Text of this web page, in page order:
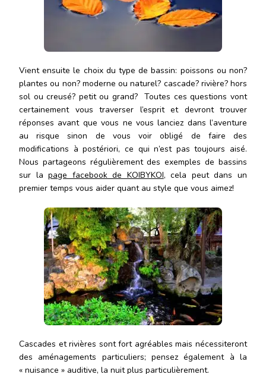
Vient ensuite le choix du type de bassin: poissons ou non?
plantes ou non? moderne ou naturel? cascade? rivière? hors
sol ou creusé? petit ou grand? Toutes ces questions vont
certainement vous traverser l’esprit et devront trouver
réponses avant que vous ne vous lanciez dans l’aventure
au risque sinon de vous voir obligé de faire des
modifications à postériori, ce qui n’est pas toujours aisé.
Nous partageons régulièrement des exemples de bassins
sur lapage facebook de KOIBYKOI, cela peut dans un
premier temps vous aider quant au style que vous aimez!
Cascades et rivières sont fort agréables mais nécessiteront
des aménagements particuliers; pensez également à la
« nuisance » auditive, la nuit plus particulièrement.